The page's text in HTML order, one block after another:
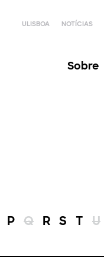
ULISBOA NOTÍCIAS
Sobre
P Q R S T U